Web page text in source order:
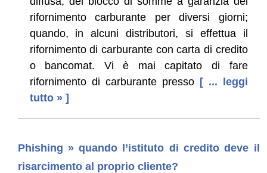
rifornimento carburante per diversi giorni;
quando, in alcuni distributori, si effettua il
rifornimento di carburante con carta di credito
o bancomat. Vi è mai capitato di fare
rifornimento di carburante presso [ ... leggi
tutto » ]
Phishing » quando l’istituto di credito deve il
risarcimento al proprio cliente?